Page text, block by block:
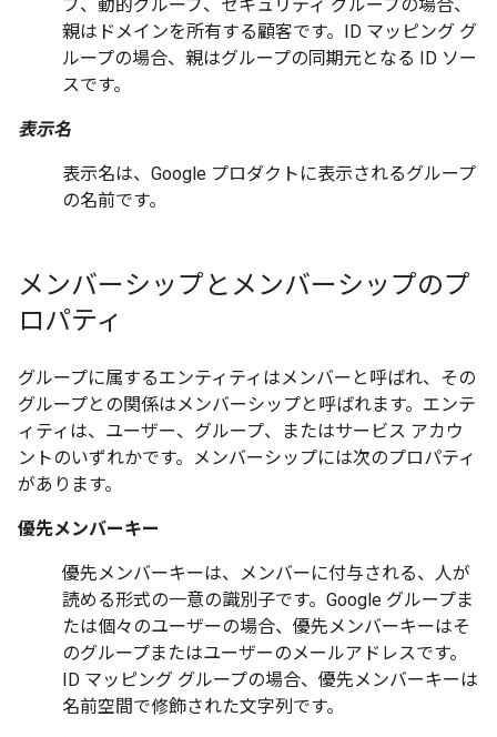
プ、動的グループ、セキュリティ グループの場合、
親はドメインを所有する顧客です。ID マッピング グ
ループの場合、親はグループの同期元となる ID ソー
スです。
表示名
表示名は、Google プロダクトに表示されるグループ
の名前です。
メンバーシップとメンバーシップのプ
ロパティ
グループに属するエンティティはメンバー と呼ばれ、その
グループとの関係はメンバーシップと呼ばれます。エンテ
ィティは、ユーザー、グループ、またはサービス アカウ
ントのいずれかです。メンバーシップには次のプロパティ
があります。
優先メンバーキー
優先メンバーキーは、メンバーに付与される、人が
読める形式の一意の識別子です。Google グループま
たは個々のユーザーの場合、優先メンバーキーはそ
のグループまたはユーザーのメールアドレスです。
ID マッピング グループの場合、優先メンバーキーは
名前空間で修飾された文字列です。